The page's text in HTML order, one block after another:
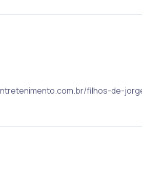
filhos-de-